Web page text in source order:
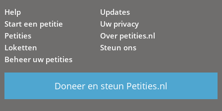
Help
Start een petitie
Petities
Loketten
Beheer uw petities
Updates
Uw privacy
Over petities.nl
Steun ons
Doneer en steun Petities.nl